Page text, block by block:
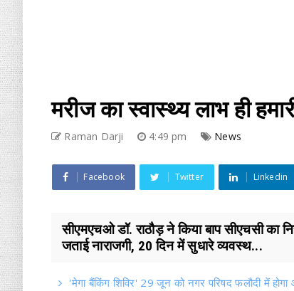
मरीज का स्वास्थ्य लाभ ही
Raman Darji 4:49 pm News
Facebook Twitter Linkedin
सीएमएचओ डॉ. राठौड़ ने किया बाप सीएचसी का
जताई नाराजगी, 20 दिन में सुधारे व्यवस्थ...
'मेगा बैंकिंग शिविर' 29 जून को नगर परिषद फलौदी में होगा